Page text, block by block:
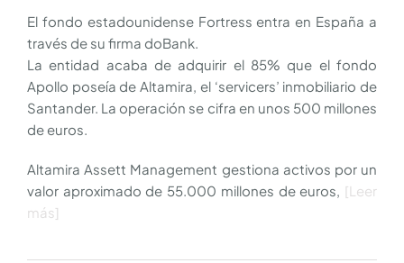
ÚNASE A NOSOTROS
El fondo estadounidense Fortress entra en España a
través de su firma doBank.
La entidad acaba de adquirir el 85% que el fondo
Apollo poseía de Altamira, el ‘servicers’ inmobiliario de
Santander. La operación se cifra en unos 500 millones
de euros.
Altamira Assett Management gestiona activos por un
valor aproximado de 55.000 millones de euros, [Leer
más]